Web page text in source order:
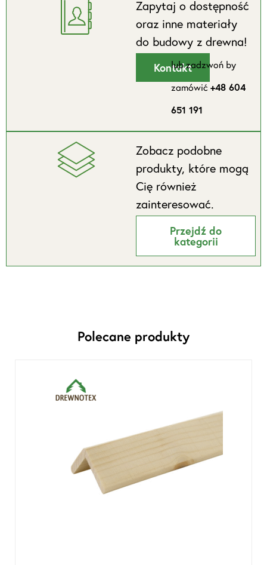
Zapytaj o dostępność
oraz inne materiały
do budowy z drewna!
Kontakt
lub zadzwoń by
zamówić+48 604
651 191
Zobacz podobne
produkty, które mogą
Cię również
zainteresować.
Przejdź do
kategorii
Polecane produkty